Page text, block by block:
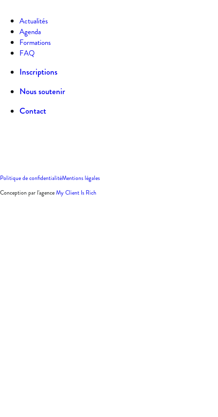
Actualités
Agenda
Formations
FAQ
Inscriptions
Nous soutenir
Contact
Politique de confidentialitéMentions légales
Conception par l'agenceMy Client Is Rich